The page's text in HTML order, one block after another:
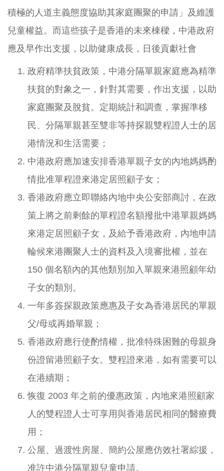
積極的人道主義態度協助其家庭團聚的申請」及維護
兒童權益。而這些孩子是香港的未來棟樑，中港政府
應及早作出支援，以助健康成長，日後貢獻社會
政府精準扶貧政策，中港分隔單親家庭應為精準
扶貧的對象之一，針對其需要，作出支援，以助
家庭團聚及脫貧。定期統計和調查，掌握準移
民、分隔單親甚至雙非等持探親雙程證人士的居
港情況和生活需要；
中港政府應加速安排香港單親子女的內地媽媽酌
情批准單程證來港定居照顧子女；
香港政府應立即聯絡內地中央公安部商討，在政
策上將之前剩餘的單程證名額撥批中港單親媽媽
來港定居照顧子女，及給予香港政府，內地申請
輪候來港團聚人士的資料及入境審批權，並在
150 個名額內的其他類別加入單親來港照顧年幼
子女的類別。
一年多簽探親政策應惠及子女為香港居民的單親
父/母或再婚單親；
香港政府應行使酌情權，批准特殊困難的母親身
份證留港照顧子女。雙程證來港，如有需要可以
在港續期；
恢復 2003 年之前的優惠政策，內地來港照顧家
人的雙程證人士可享用與香港居民相同的醫療費
用；
公屋、過渡性房屋、簡約公屋應仿效社署綜援，
准許中港分隔單親兒童申請。